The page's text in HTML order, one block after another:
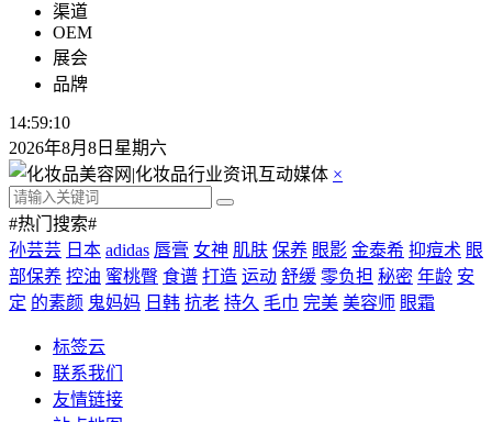
渠道
OEM
展会
品牌
14:59:10
2026年8月8日星期六
×
#热门搜索#
孙芸芸 日本 adidas 唇膏 女神 肌肤 保养 眼影 金泰希 抑痘术 眼
部保养 控油 蜜桃臀 食谱 打造 运动 舒缓 零负担 秘密 年龄 安
定 的素颜 鬼妈妈 日韩 抗老 持久 毛巾 完美 美容师 眼霜
标签云
联系我们
友情链接